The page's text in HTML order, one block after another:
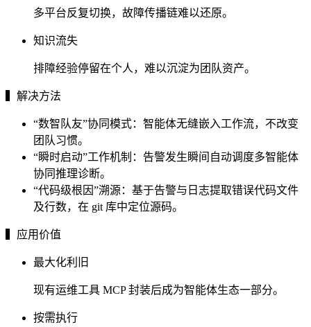
多平台反复切换，故障传播链难以还原。
知识流失
排障经验停留在个人，难以沉淀为团队资产。
▍解决方法
“数智队友”协同模式：智能体无缝嵌入工作流，不改变
团队习惯。
“瞬时启动”工作机制：告警发生瞬间自动调度多智能体
协同推理诊断。
“代码级根因”溯源：基于告警与日志提取错误代码文件
及行数，在 git 库中定位源码。
▍应用价值
最大化利旧
现有运维工具 MCP 封装后成为智能体生态一部分。
按需执行